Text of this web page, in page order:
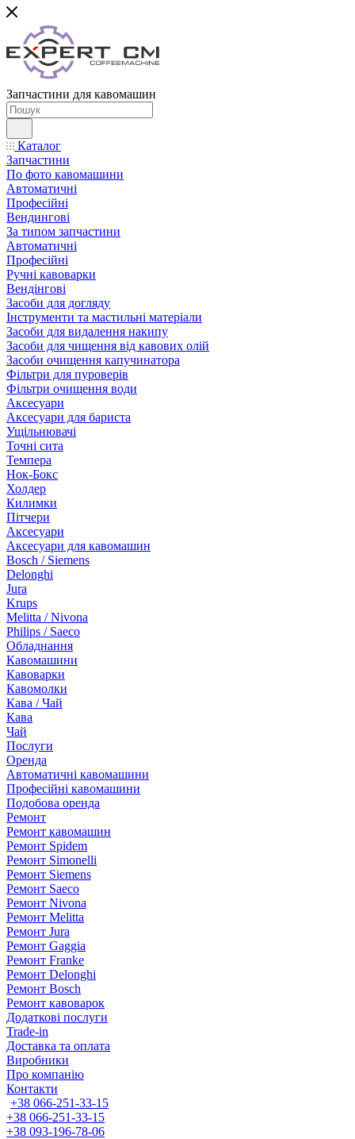
Запчастини для кавомашин
Каталог
Запчастини
По фото кавомашини
Автоматичні
Професійні
Вендингові
За типом запчастини
Автоматичні
Професійні
Ручні кавоварки
Вендінгові
Засоби для догляду
Інструменти та мастильні матеріали
Засоби для видалення накипу
Засоби для чищення від кавових олій
Засоби очищення капучинатора
Фільтри для пуроверів
Фільтри очищення води
Аксесуари
Аксесуари для бариста
Ущільнювачі
Точні сита
Темпера
Нок-Бокс
Холдер
Килимки
Пітчери
Аксесуари
Аксесуари для кавомашин
Bosch / Siemens
Delonghi
Jura
Krups
Melitta / Nivona
Philips / Saeco
Обладнання
Кавомашини
Кавоварки
Кавомолки
Кава / Чай
Кава
Чай
Послуги
Оренда
Автоматичні кавомашини
Професійні кавомашини
Подобова оренда
Ремонт
Ремонт кавомашин
Ремонт Spidem
Ремонт Simonelli
Ремонт Siemens
Ремонт Saeco
Ремонт Nivona
Ремонт Melitta
Ремонт Jura
Ремонт Gaggia
Ремонт Franke
Ремонт Delonghi
Ремонт Bosch
Ремонт кавоварок
Додаткові послуги
Trade-in
Доставка та оплата
Виробники
Про компанію
Контакти
+38 066-251-33-15
+38 066-251-33-15
+38 093-196-78-06